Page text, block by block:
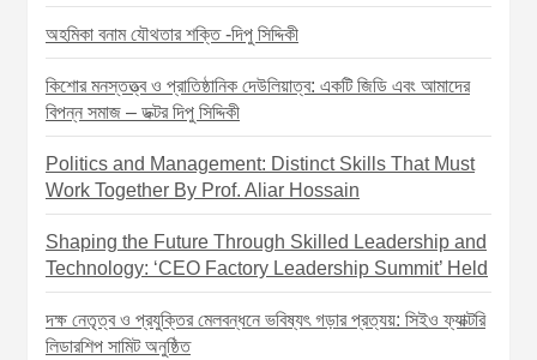
অহমিকা বনাম যৌথতার শক্তি -দিপু সিদ্দিকী
কিশোর মনস্তত্ত্ব ও প্রাতিষ্ঠানিক দেউলিয়াত্ব: একটি জিডি এবং আমাদের
বিপন্ন সমাজ – ডক্টর দিপু সিদ্দিকী
Politics and Management: Distinct Skills That Must
Work Together By Prof. Aliar Hossain
Shaping the Future Through Skilled Leadership and
Technology: ‘CEO Factory Leadership Summit’ Held
দক্ষ নেতৃত্ব ও প্রযুক্তির মেলবন্ধনে ভবিষ্যৎ গড়ার প্রত্যয়: সিইও ফ্যাক্টরি
লিডারশিপ সামিট অনুষ্ঠিত